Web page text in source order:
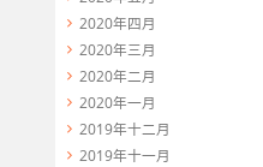
2020年四月
2020年三月
2020年二月
2020年一月
2019年十二月
2019年十一月